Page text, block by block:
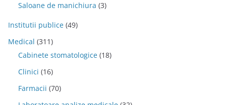
Saloane de manichiura (3)
Institutii publice (49)
Medical (311)
Cabinete stomatologice (18)
Clinici (16)
Farmacii (70)